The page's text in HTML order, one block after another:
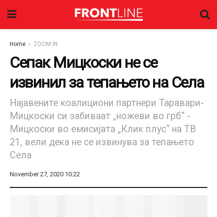
Home ZOOM IN
Сепак Мицкоски не се
извинил за тепањето на Села
Најавените коалициони партнери Таравари-
Мицкоски си забиваат „ножеви во грб“ -
Мицкоски во емисијата „Клик плус“ на ТВ
21, вели дека не се извинува за тепањето
Села
November 27, 2020 10:22